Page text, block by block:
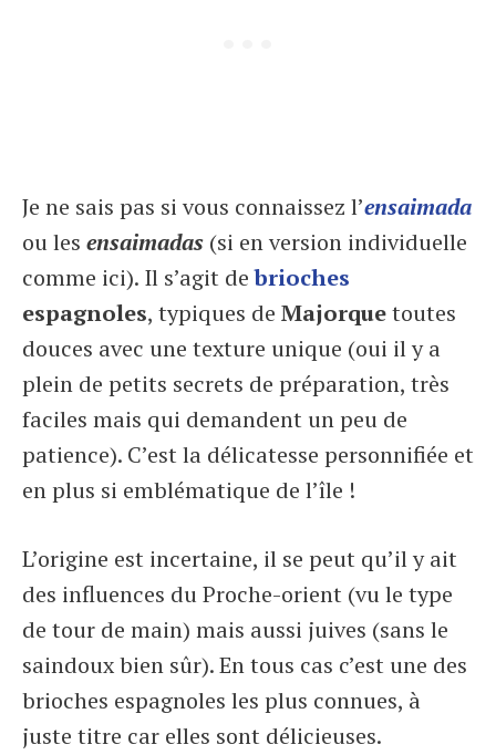
Je ne sais pas si vous connaissez l’ensaimada
ou les ensaimadas (si en version individuelle
comme ici). Il s’agit debrioches
espagnoles, typiques de Majorquetoutes
douces avec une texture unique (oui il y a
plein de petits secrets de préparation, très
faciles mais qui demandent un peu de
patience). C’est la délicatesse personnifiée et
en plus si emblématique de l’île !
L’origine est incertaine, il se peut qu’il y ait
des influences du Proche-orient (vu le type
de tour de main) mais aussi juives (sans le
saindoux bien sûr). En tous cas c’est une des
brioches espagnoles les plus connues, à
juste titre car elles sont délicieuses.